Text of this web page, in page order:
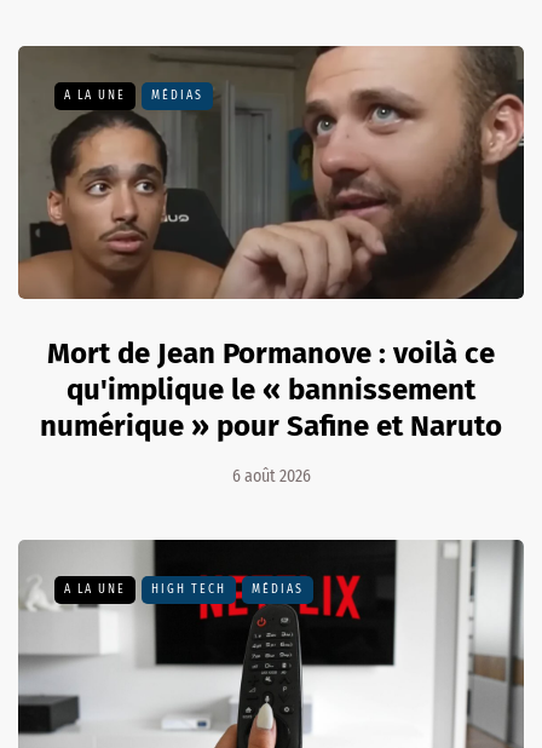
A LA UNE MÉDIAS
Mort de Jean Pormanove : voilà ce
qu'implique le « bannissement
numérique » pour Safine et Naruto
6 août 2026
A LA UNE HIGH TECH MÉDIAS